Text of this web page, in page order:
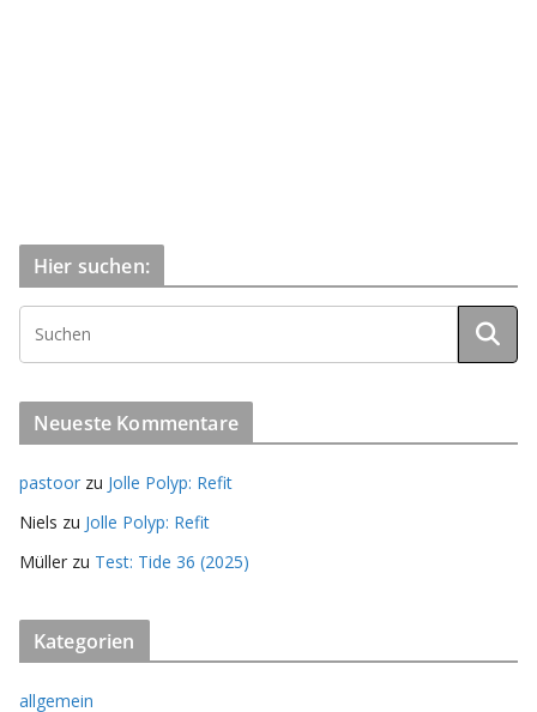
Hier suchen:
Neueste Kommentare
pastoor zu Jolle Polyp: Refit
Niels zu Jolle Polyp: Refit
Müller zu Test: Tide 36 (2025)
Kategorien
allgemein